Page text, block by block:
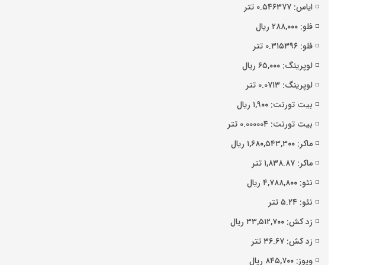
◽️ ایاس: ۰.۵۴۶۳۷۷ تتر
◽️ فلو: ۲۸۸,۰۰۰ ریال
◽️ فلو: ۰.۳۱۵۳۹۶ تتر
◽️ لوپرینگ: ۶۵,۰۰۰ ریال
◽️ لوپرینگ: ۰.۰۷۱۳ تتر
◽️ بیت تورنت: ۱,۹۰۰ ریال
◽️ بیت تورنت: ۰.۰۰۰۰۰۴ تتر
◽️ ماکر: ۱,۶۸۰,۵۴۳,۳۰۰ ریال
◽️ ماکر: ۱,۸۳۸.۸۷ تتر
◽️ نئو: ۴,۷۸۸,۸۰۰ ریال
◽️ نئو: ۵.۲۴ تتر
◽️ زد کش: ۳۳,۵۱۲,۷۰۰ ریال
◽️ زد کش: ۳۶.۶۷ تتر
◽️ ویوز: ۸۴۵,۷۰۰ ریال